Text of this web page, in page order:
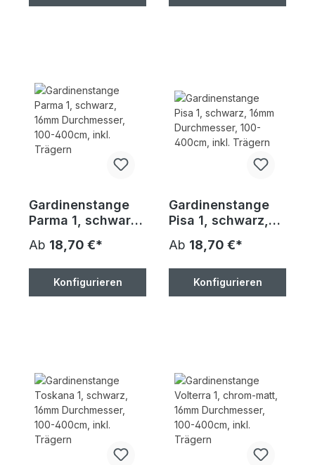
Gardinenstange
Parma 1, schwarz,
Durchmesser,
100-400cm, inkl.
Trägern
Ab 18,70 €*
Konfigurieren
Gardinenstange
Pisa 1, schwarz,
Durchmesser,
100-400cm, inkl.
Trägern
Ab 18,70 €*
Konfigurieren